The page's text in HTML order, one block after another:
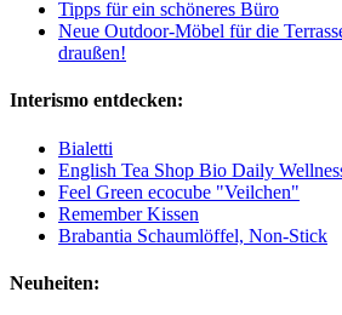
Tipps für ein schöneres Büro
Neue Outdoor-Möbel für die
draußen!
Interismo entdecken:
Bialetti
English Tea Shop Bio Daily
Feel Green ecocube "Veilchen"
Remember Kissen
Brabantia Schaumlöffel, Non-Stick
Neuheiten: